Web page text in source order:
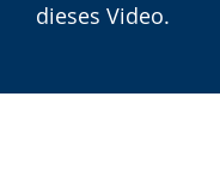
dieses Video.